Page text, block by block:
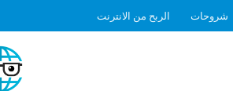
شروحات الربح من الانترنت